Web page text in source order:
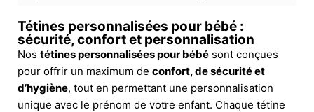
Tétines personnalisées pour bébé :
sécurité, confort et personnalisation
Nos tétines personnalisées pour bébé sont conçues
pour offrir un maximum de confort, de sécurité et
d’hygiène, tout en permettant une personnalisation
unique avec le prénom de votre enfant. Chaque tétine